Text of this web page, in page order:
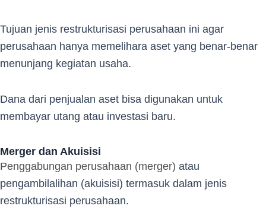
Tujuan jenis restrukturisasi perusahaan ini agar
perusahaan hanya memelihara aset yang benar-benar
menunjang kegiatan usaha.
Dana dari penjualan aset bisa digunakan untuk
membayar utang atau investasi baru.
Merger dan Akuisisi
Penggabungan perusahaan (merger) atau
pengambilalihan (akuisisi) termasuk dalam jenis
restrukturisasi perusahaan.